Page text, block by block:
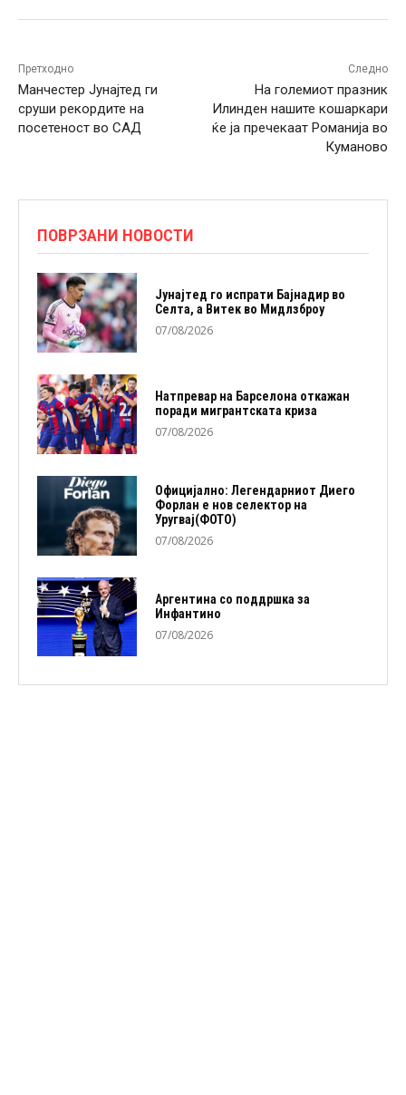
Претходно
Манчестер Јунајтед ги
сруши рекордите на
посетеност во САД
Следно
На големиот празник
Илинден нашите кошаркари
ќе ја пречекаат Романија во
Куманово
ПОВРЗАНИ НОВОСТИ
Јунајтед го испрати Бајнадир во
Селта, а Витек во Мидлзброу
07/08/2026
Натпревар на Барселона откажан
поради мигрантската криза
07/08/2026
Официјално: Легендарниот Диего
Форлан е нов селектор на
Уругвај(ФОТО)
07/08/2026
Аргентина со поддршка за
Инфантино
07/08/2026